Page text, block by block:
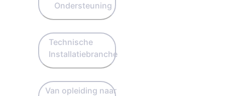
Ondersteuning
Technische
Installatiebranche
Van opleiding naar